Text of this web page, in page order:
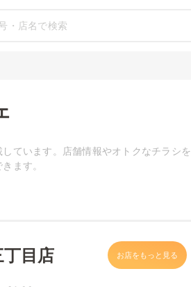
ています。店舗情報やオトクなチラシを
ます。
目店 お店をもっと見る